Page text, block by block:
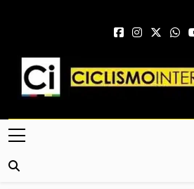
Ciclismo
Web Dedicada Al Ciclismo
Crónicas, Previas Y Más. La Web